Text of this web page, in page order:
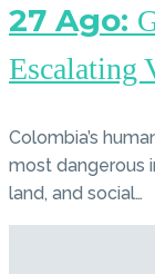
27 Ago:
Escalating
Colombia’s
most dangerous
land, and social…